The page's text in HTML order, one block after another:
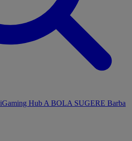
iGaming Hub A BOLA SUGERE Barba